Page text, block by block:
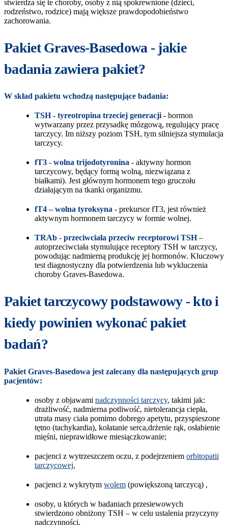
stwierdza się te choroby, osoby z nią spokrewnione (dzieci,
rodzeństwo, rodzice) mają większe prawdopodobieństwo
zachorowania.
Pakiet Graves-Basedowa - jakie
badania zawiera pakiet?
W skład pakietu wchodzą następujące badania:
TSH - tyreotropina trzeciej generacji - hormon
wytwarzany przez przysadkę mózgową, regulujący pracę
tarczycy. Im niższy poziom TSH, tym silniejsza stymulacja
tarczycy.
fT3 - wolna trijodotyronina - aktywny hormon
tarczycowy, będący formą wolną, niezwiązana z
białkami). Jest głównym hormonem tego gruczołu
działającym na tkanki organizmu.
fT4 – wolna tyroksyna - prekursor fT3, jest również
aktywnym hormonem tarczycy w formie wolnej.
TRAb - przeciwciała przeciw receptorowi TSH–
autoprzeciwciała stymulujące receptory TSH w tarczycy,
powodując nadmierną produkcję jej hormonów. Kluczowy
test diagnostyczny dla potwierdzenia lub wykluczenia
choroby Graves‑Basedowa.
Pakiet tarczycowy podstawowy - kto i
kiedy powinien wykonać pakiet
badań?
Pakiet Graves‑Basedowa jest zalecany dla następujących grup
pacjentów:
osoby z objawami nadczynności tarczycy, takimi jak:
drażliwość, nadmierna potliwość, nietolerancja ciepła,
utrata masy ciała pomimo dobrego apetytu, przyspieszone
tętno (tachykardia), kołatanie serca,drżenie rąk, osłabienie
mięśni, nieprawidłowe miesiączkowanie;
pacjenci z wytrzeszczem oczu, z podejrzeniem orbitopatii
tarczycowej,
pacjenci z wykrytym wolem (powiększoną tarczycą) ,
osoby, u których w badaniach przesiewowych
stwierdzono obniżony TSH – w celu ustalenia przyczyny
nadczynności,